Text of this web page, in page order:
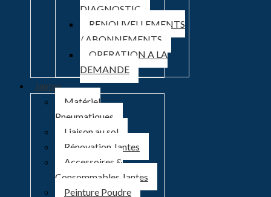
DIAGNOSTIC
RENOUVELLEMENTS
/ ABONNEMENTS
OPERATION A LA
DEMANDE
Jantes
Matériel
Pneumatiques
Liaison au sol
Rénovation Jantes
Accessoires &
Consommables Jantes
Peinture Poudre